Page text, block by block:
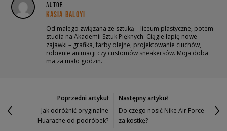
AUTOR
KASIA BALOYI
Od małego związana ze sztuką – liceum plastyczne, potem
studia na Akademii Sztuk Pięknych. Ciągle łapię nowe
zajawki – grafika, farby olejne, projektowanie ciuchów,
robienie animacji czy customów sneakersów. Moja doba
ma za mało godzin.
Poprzedni artykuł
Jak odróżnić oryginalne
Huarache od podróbek?
Następny artykuł
Do czego nosić Nike Air Force
za kostkę?